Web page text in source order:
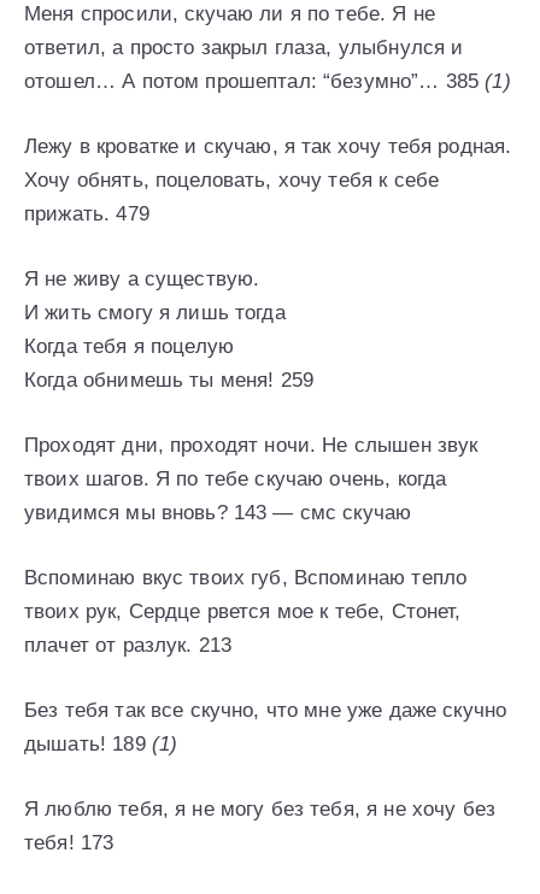
Меня спросили, скучаю ли я по тебе. Я не
ответил, а просто закрыл глаза, улыбнулся и
отошел… А потом прошептал: “безумно”… 385(1)
Лежу в кроватке и скучаю, я так хочу тебя родная.
Хочу обнять, поцеловать, хочу тебя к себе
прижать. 479
Я не живу а существую.
И жить смогу я лишь тогда
Когда тебя я поцелую
Когда обнимешь ты меня! 259
Проходят дни, проходят ночи. Не слышен звук
твоих шагов. Я по тебе скучаю очень, когда
увидимся мы вновь? 143 — смс скучаю
Вспоминаю вкус твоих губ, Вспоминаю тепло
твоих рук, Сердце рвется мое к тебе, Стонет,
плачет от разлук. 213
Без тебя так все скучно, что мне уже даже скучно
дышать! 189 (1)
Я люблю тебя, я не могу без тебя, я не хочу без
тебя! 173